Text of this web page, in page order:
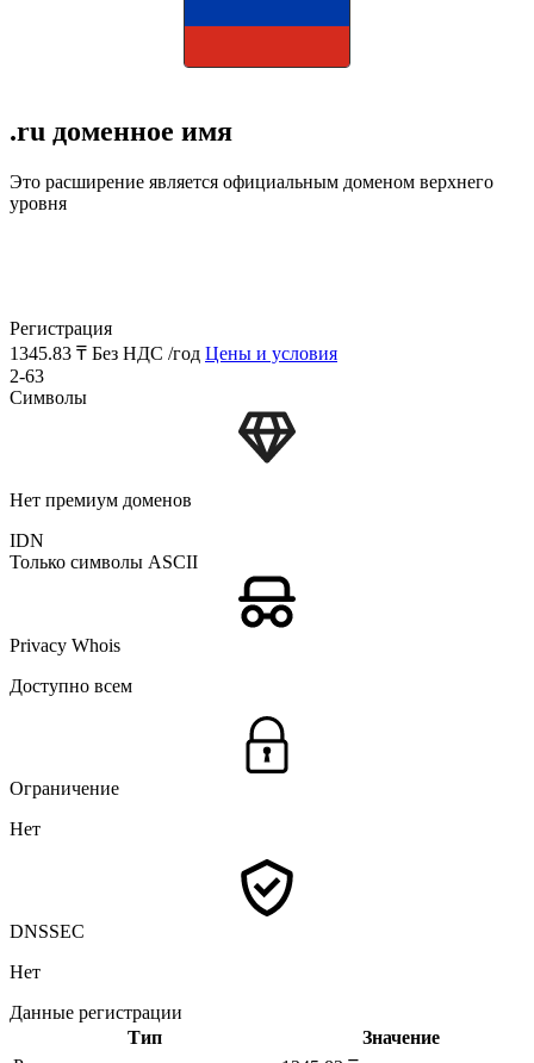
.ru доменное имя
Это расширение является официальным доменом верхнего
уровня
Регистрация
1345.83 ₸ Без НДС /год Цены и условия
2-63
Символы
Нет премиум доменов
IDN
Только символы ASCII
Privacy Whois
Доступно всем
Ограничение
Нет
DNSSEC
Нет
Данные регистрации
Тип
Значение